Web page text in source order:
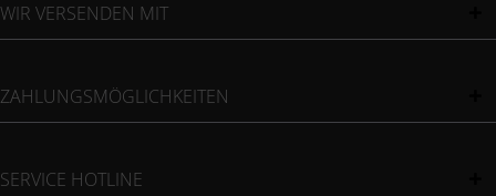
WIR VERSENDEN MIT
ZAHLUNGSMÖGLICHKEITEN
SERVICE HOTLINE